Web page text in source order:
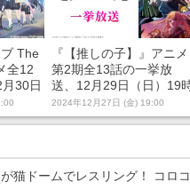
The
全12
30日
ニコ
『【推しの子】』アニメ
第2期全13話の一挙放
送、12月29日（日）19
からニコニコ生放送で無
料配信
2024年12月27日 (金) 19:00
猫ドームでレスリング！ コロ